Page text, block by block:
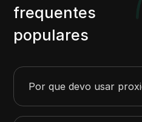
frequentes
populares
Por que devo usar